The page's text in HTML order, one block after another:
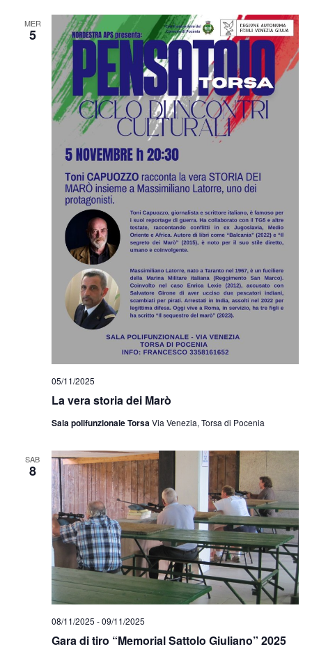
MER
5
La vera storia dei Marò
05/11/2025
Sala polifunzionale TorsaVia Venezia, Torsa di Pocenia
SAB
8
Gara di tiro “Memorial Sattolo Giuliano” 2025
08/11/2025 -09/11/2025